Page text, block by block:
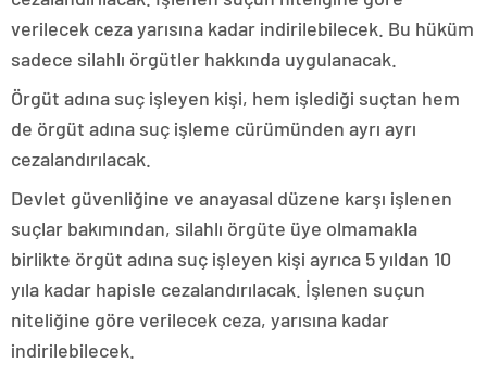
verilecek ceza yarısına kadar indirilebilecek. Bu hüküm
sadece silahlı örgütler hakkında uygulanacak.
Örgüt adına suç işleyen kişi, hem işlediği suçtan hem
de örgüt adına suç işleme cürümünden ayrı ayrı
cezalandırılacak.
Devlet güvenliğine ve anayasal düzene karşı işlenen
suçlar bakımından, silahlı örgüte üye olmamakla
birlikte örgüt adına suç işleyen kişi ayrıca 5 yıldan 10
yıla kadar hapisle cezalandırılacak. İşlenen suçun
niteliğine göre verilecek ceza, yarısına kadar
indirilebilecek.